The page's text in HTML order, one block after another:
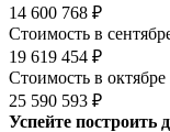
14 600 768 ₽
Стоимость в
19 619 454 ₽
Стоимость в октябре
25 590 593 ₽
Успейте построить